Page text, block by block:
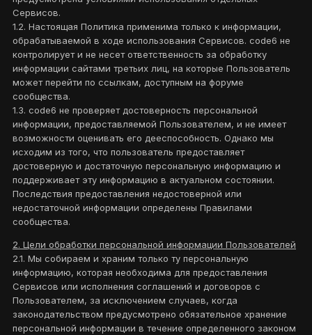
Сервисов.
1.2. Настоящая Политика применима только к информации,
обрабатываемой в ходе использования Сервисов. code6 не
контролирует и не несет ответственность за обработку
информации сайтами третьих лиц, на которые Пользователь
может перейти по ссылкам, доступным на форуме
сообщества.
1.3. code6 не проверяет достоверность персональной
информации, предоставляемой Пользователем, и не имеет
возможности оценивать его дееспособность. Однако мы
исходим из того, что пользователь предоставляет
достоверную и достаточную персональную информацию и
поддерживает эту информацию в актуальном состоянии.
Последствия предоставления недостоверной или
недостаточной информации определены Правилами
сообщества.
2. Цели обработки персональной информации Пользователей
2.1. Мы собираем и храним только ту персональную
информацию, которая необходима для предоставления
Сервисов или исполнения соглашений и договоров с
Пользователем, за исключением случаев, когда
законодательством предусмотрено обязательное хранение
персональной информации в течение определенного законом